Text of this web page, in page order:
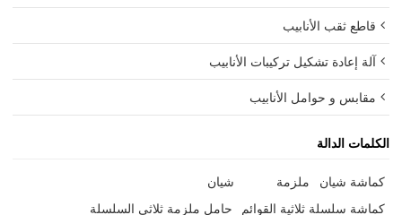
قاطع ثقب الأنابيب
آلة إعادة تشكيل تركيبات الأنابيب
مقابس و حوامل الأنابيب
الكلمات الدالة
كماشة شيان ملزمة
شيان
كماشة سلسلة ثلاثية القوائم
حامل ملزمة ثلاثي السلسلة